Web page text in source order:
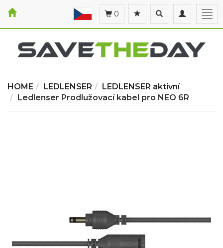
Toggle
navigation
Toggle
search
0
HOME LEDLENSER
LEDLENSER aktivní
Ledlenser Prodlužovací kabel pro NEO 6R